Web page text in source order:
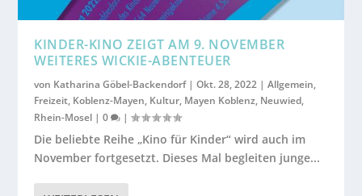
KINDER-KINO ZEIGT AM 9. NOVEMBER
WEITERES WICKIE-ABENTEUER
von Katharina Göbel-Backendorf|Okt. 28, 2022 |Allgemein,
Freizeit, Koblenz-Mayen, Kultur, Mayen Koblenz, Neuwied,
Rhein-Mosel |0 |
Die beliebte Reihe „Kino für Kinder“ wird auch im
November fortgesetzt. Dieses Mal begleiten junge...